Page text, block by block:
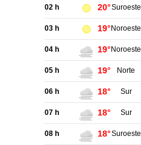
02 h 20°Suroeste
03 h 19° Noroeste
04 h 19° Noroeste
05 h 19° Norte
06 h 18° Sur
07 h 18° Sur
08 h 18°Suroeste